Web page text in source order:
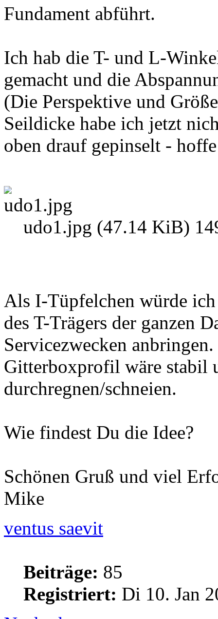
Fundament abführt.
Ich hab die T- und L-
gemacht und die
(Die Perspektive und
Seildicke habe ich jetzt
oben drauf gepinselt -
udo1.jpg (47.14 KiB)
Als I-Tüpfelchen würde
des T-Trägers der ganzen
Servicezwecken anbringen.
Gitterboxprofil wäre stabil
durchregnen/schneien.
Wie findest Du die Idee?
Schönen Gruß und viel
Mike
ventus saevit
Beiträge: 85
Registriert: Di 10. Jan